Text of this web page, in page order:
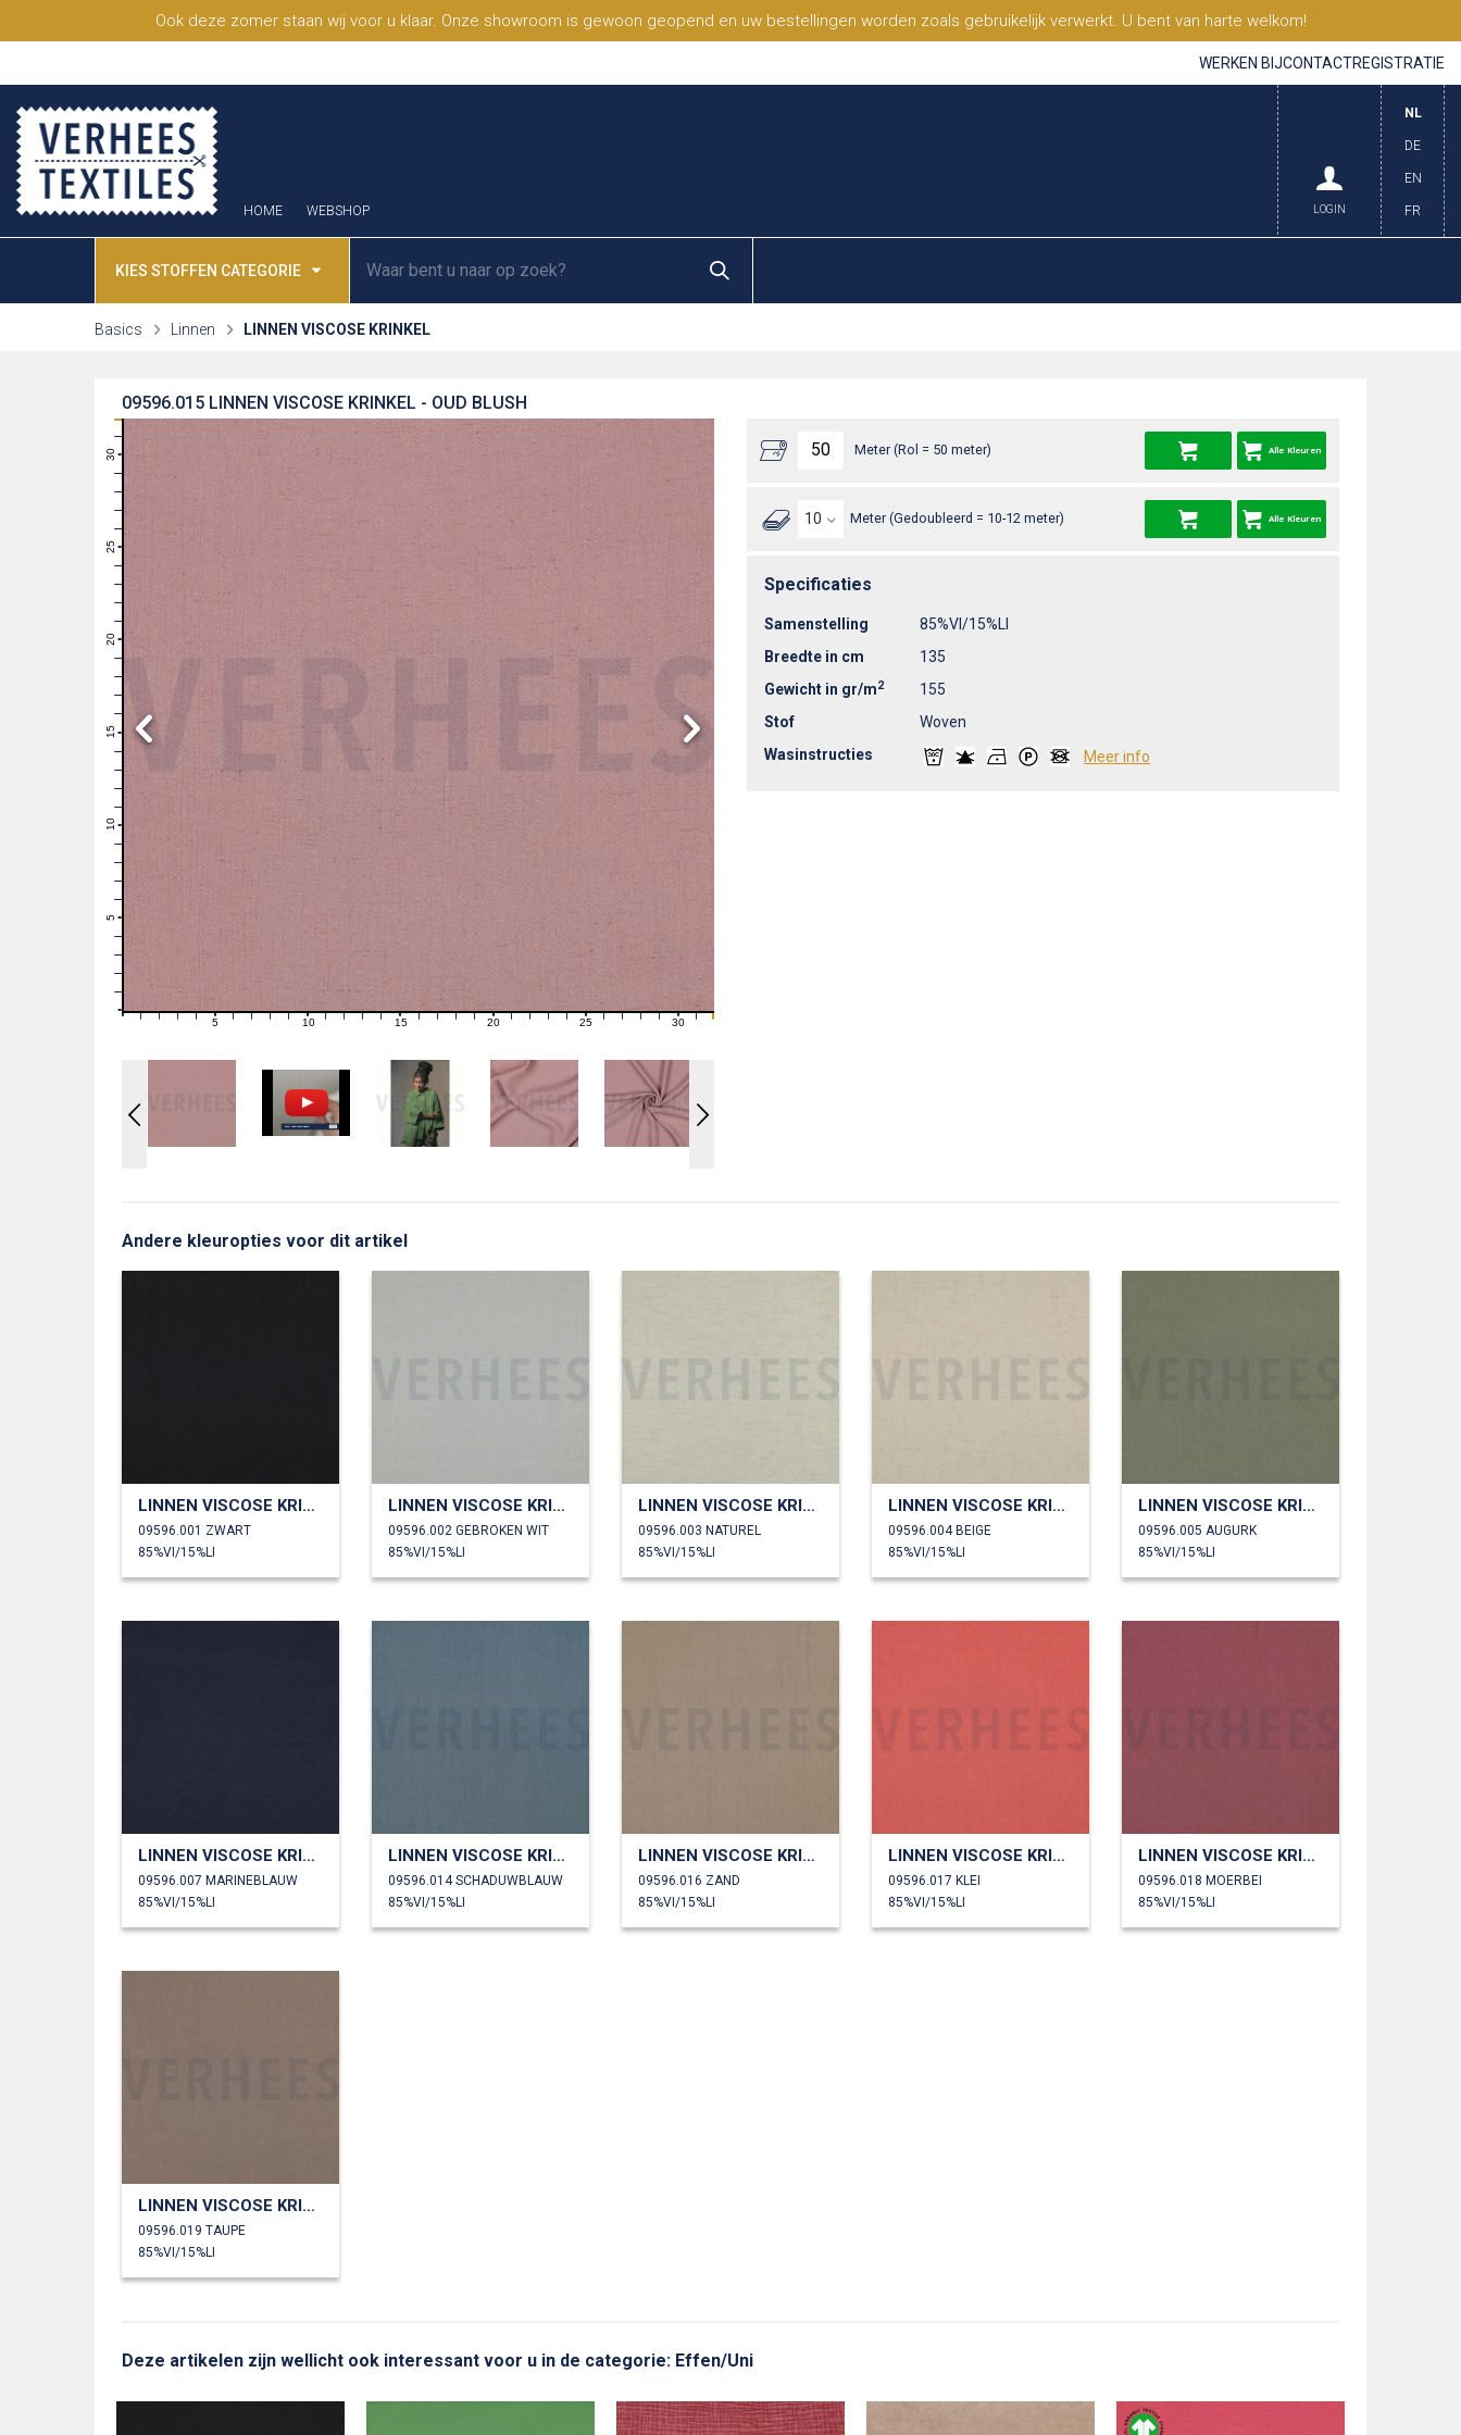
Ook deze zomer staan wij voor u klaar. Onze showroom is gewoon geopend en uw bestellingen worden zoals gebruikelijk verwerkt. U bent van harte welkom!
WERKEN BIJCONTACTREGISTRATIE
HOME WEBSHOP
NL
DE
EN
FR
LOGIN
KIES STOFFEN CATEGORIE
Basics Linnen LINNEN VISCOSE KRINKEL
LINNEN VISCOSE KRINKEL - OUD BLUSH
09596.015
10
11
12
13
14
15
16
17
18
19
20
21
22
23
24
25
26
27
28
29
30
1 2 3 4 6 7 8 9 11 12 13 14 16 17 18 19 20 21 22 23 24 26 27 28 29 31
Meter (Rol = 50 meter) Alle Kleuren
Meter (Gedoubleerd = 10-12 meter) Alle Kleuren
Specificaties
Samenstelling
85%VI/15%LI
Breedte in cm
135
Gewicht in gr/m2
155
Stof
Woven
Wasinstructies
Meer info
Andere kleuropties voor dit artikel
LINNEN VISCOSE KRINKEL
09596.001 ZWART
85%VI/15%LI
LINNEN VISCOSE KRINKEL
09596.002 GEBROKEN WIT
85%VI/15%LI
LINNEN VISCOSE KRINKEL
09596.003 NATUREL
85%VI/15%LI
LINNEN VISCOSE KRINKEL
09596.004 BEIGE
85%VI/15%LI
LINNEN VISCOSE KRINKEL
09596.005 AUGURK
85%VI/15%LI
LINNEN VISCOSE KRINKEL
09596.007 MARINEBLAUW
85%VI/15%LI
LINNEN VISCOSE KRINKEL
09596.014 SCHADUWBLAUW
85%VI/15%LI
LINNEN VISCOSE KRINKEL
09596.016 ZAND
85%VI/15%LI
LINNEN VISCOSE KRINKEL
09596.017 KLEI
85%VI/15%LI
LINNEN VISCOSE KRINKEL
09596.018 MOERBEI
85%VI/15%LI
LINNEN VISCOSE KRINKEL
09596.019 TAUPE
85%VI/15%LI
Deze artikelen zijn wellicht ook interessant voor u in de categorie: Effen/Uni